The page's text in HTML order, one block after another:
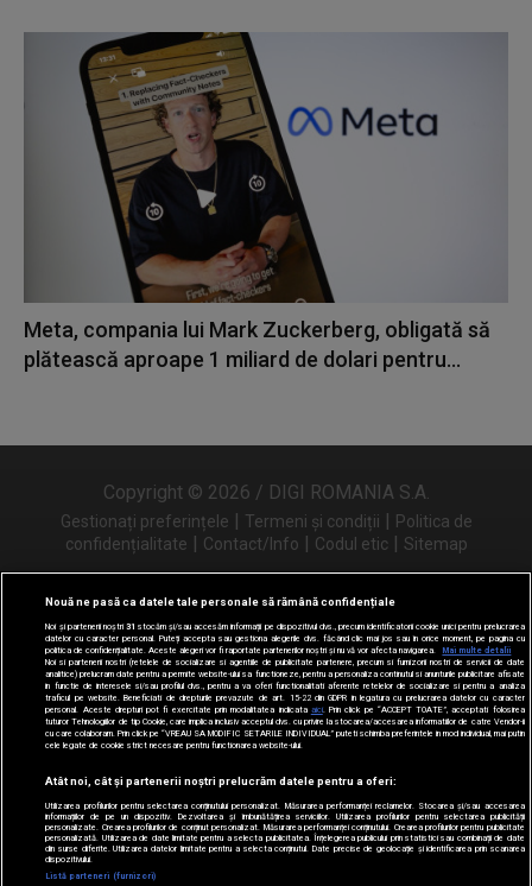
Meta, compania lui Mark Zuckerberg, obligată să
plătească aproape 1 miliard de dolari pentru...
Copyright © 2026 / DIGI ROMANIA S.A.
Gestionați preferințele Termeni și condiții
Politica de
confidențialitate
Contact/Info Codul etic Sitemap
Urmărește-ne și pe
Nouă ne pasă ca datele tale personale să rămână confidențiale
Noi și partenerii noștri31 stocăm și/sau accesăm informații pe dispozitivul dvs., precum identificatorii cookie unici pentru prelucrarea
datelor cu caracter personal. Puteți accepta sau gestiona alegerile dvs. făcând clic mai jos sau în orice moment, pe pagina cu
politica de confidențialitate. Aceste alegeri vor fi raportate partenerilor noștri și nu vă vor afecta navigarea.
Mai multe detalii
Noi si partenerii nostri (retelele de socializare si agentiile de publicitate partenere, precum si furnizorii nostri de servicii de date
analitice) prelucram date pentru a permite website-ului sa functioneze, pentru a personaliza continutul si anunturile publicitare afisate
in functie de interesele si/sau profilul dvs., pentru a va oferi functionalitati aferente retelelor de socializare si pentru a analiza
traficul pe website. Beneficiati de drepturile prevazute de art. 15-22 din GDPR in legatura cu prelucrarea datelor cu caracter
personal. Aceste drepturi pot fi exercitate prin modalitatea indicata aici. Prin click pe “ACCEPT TOATE”, acceptati folosirea
tuturor Tehnologiilor de tip Cookie, care implica inclusiv acceptul dvs. cu privire la stocarea/accesarea informatiilor de catre Vendor-ii
cu care colaboram. Prin click pe “VREAU SA MODIFIC SETARILE INDIVIDUAL” puteti schimba preferintele in mod individual, mai putin
cele legate de cookie strict necesare pentru functionarea website-ului.
Atât noi, cât și partenerii noștri prelucrăm datele pentru a oferi:
Utilizarea profilurilor pentru selectarea conținutului personalizat. Măsurarea performanței reclamelor. Stocarea și/sau accesarea
informațiilor de pe un dispozitiv. Dezvoltarea și îmbunătățirea serviciilor. Utilizarea profilurilor pentru selectarea publicității
personalizate. Crearea profilurilor de conținut personalizat. Măsurarea performanței conținutului. Crearea profilurilor pentru publicitate
personalizată. Utilizarea de date limitate pentru a selecta publicitatea. Înțelegerea publicului prin statistici sau combinații de date
din surse diferite. Utilizarea datelor limitate pentru a selecta conținutul. Date precise de geolocație și identificarea prin scanarea
dispozitivului.
Listă parteneri (furnizori)